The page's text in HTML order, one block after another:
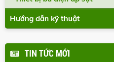
Hướng dẫn kỹ thuật
TIN TỨC MỚI